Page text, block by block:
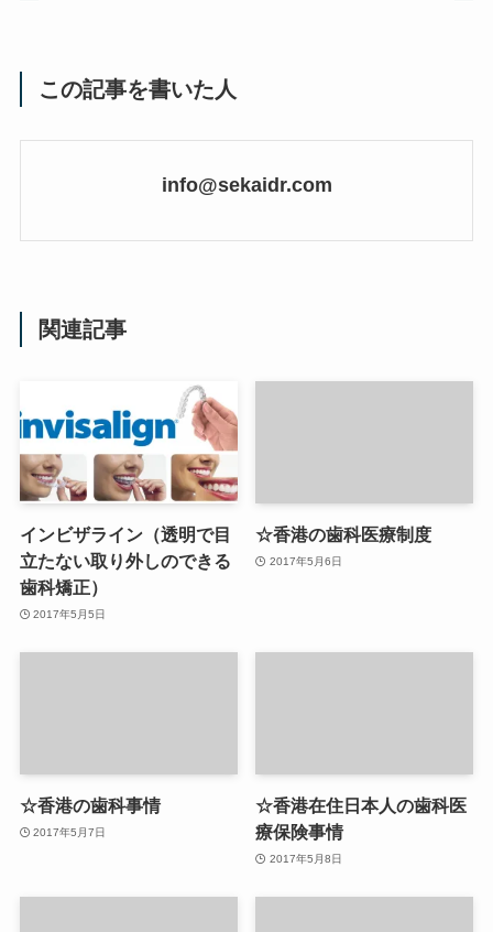
この記事を書いた人
info@sekaidr.com
関連記事
インビザライン（透明で目
立たない取り外しのできる
歯科矯正）
2017年5月5日
☆香港の歯科医療制度
2017年5月6日
☆香港の歯科事情
2017年5月7日
☆香港在住日本人の歯科医
療保険事情
2017年5月8日